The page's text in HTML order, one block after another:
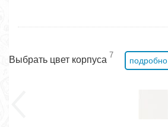
Выбрать цвет корпуса 7
подробно